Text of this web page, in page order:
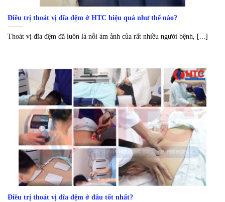
Điều trị thoát vị đĩa đệm ở HTC hiệu quả như thế nào?
Thoát vị đĩa đệm đã luôn là nỗi ám ảnh của rất nhiều người bệnh, [...]
Điều trị thoát vị đĩa đệm ở đâu tốt nhất?